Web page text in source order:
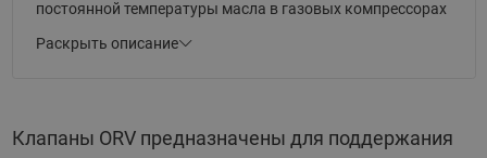
постоянной температуры масла в газовых компрессорах
смешивания потоков горячего и холодного масла.
Рабочая среда: R 717 (аммиак), R744 (диоксид
Раскрыть описание
Клапаны ORV предназначены для поддержания